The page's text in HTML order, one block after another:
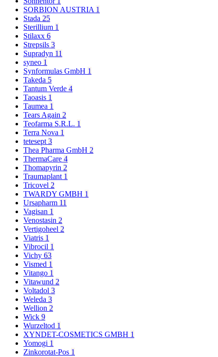
SORBION AUSTRIA 1
Stada 25
Sterillium 1
Stilaxx 6
Strepsils 3
Supradyn 11
syneo 1
Synformulas GmbH 1
Takeda 5
Tantum Verde 4
Taoasis 1
Taumea 1
Tears Again 2
Teofarma S.R.L. 1
Terra Nova 1
tetesept 3
Thea Pharma GmbH 2
ThermaCare 4
Thomapyrin 2
Traumaplant 1
Tricovel 2
TWARDY GMBH 1
Ursapharm 11
Vagisan 1
Venostasin 2
Vertigoheel 2
Viatris 1
Vibrocil 1
Vichy 63
Vismed 1
Vitango 1
Vitawund 2
Voltadol 3
Weleda 3
Wellion 2
Wick 9
Wurzeltod 1
XYNDET-COSMETICS GMBH 1
Yomogi 1
Zinkorotat-Pos 1